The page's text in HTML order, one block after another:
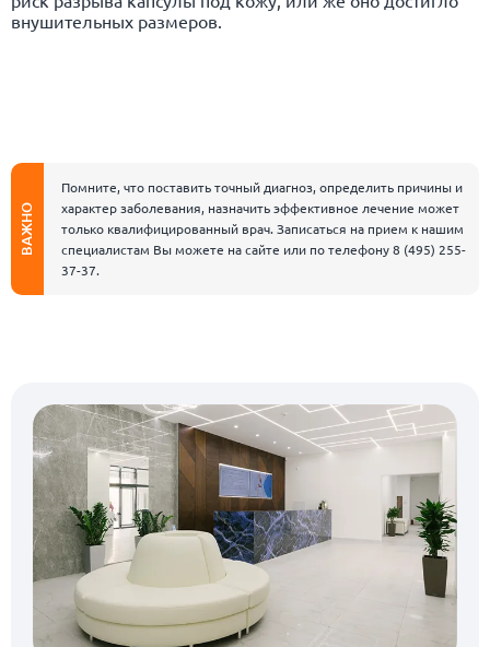
внушительных размеров.
ВАЖНО
Помните, что поставить точный диагноз, определить причины и
характер заболевания, назначить эффективное лечение может
только квалифицированный врач. Записаться на прием к нашим
специалистам Вы можете на сайте или по телефону8 (495) 255-
37-37.